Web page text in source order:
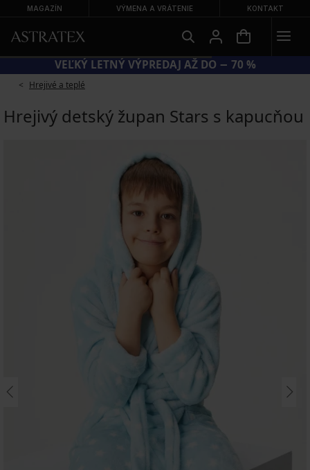
MAGAZÍN VÝMENA A VRÁTENIE KONTAKT
VEĽKÝ LETNÝ VÝPREDAJ AŽ DO − 70 %
Hrejivé a teplé
Hrejivý detský župan Stars s kapucňou